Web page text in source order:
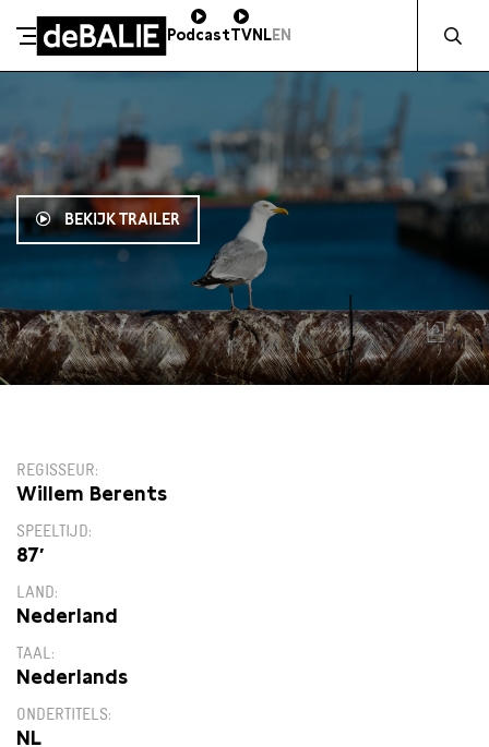
De Balie
PodcastTVNLEN
BEKIJK TRAILER
REGISSEUR
Willem Berents
SPEELTIJD
87′
LAND
Nederland
TAAL
Nederlands
ONDERTITELS
NL